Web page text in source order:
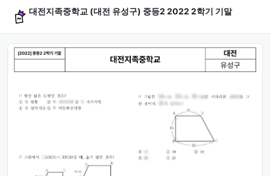
대전지족중학교 (대전 유성구) 중등2 2022 2학기 기말